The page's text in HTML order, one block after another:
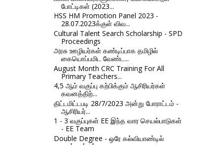
போட்டிகள் (2023...
HSS HM Promotion Panel 2023 -
28.07.2023க்குள் விவ...
Cultural Talent Search Scholarship - SPD
Proceedings
அரசு ஊழியர்கள் கண்டிப்பாக தமிழில்
கையொப்பமிட வேண்ட...
August Month CRC Training For All
Primary Teachers...
4,5 ஆம் வகுப்பு கற்பிக்கும் ஆசிரியர்கள்
கவனத்திற்...
திட்டமிட்டபடி 28/7/2023 அன்று போராட்டம் -
ஆசிரியர்...
1 - 3 வகுப்புகள் EE இந்த வார செயல்பாடுகள்
- EE Team
Double Degree - ஒரே கல்வியாண்டில்